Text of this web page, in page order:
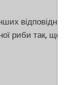
риби так,